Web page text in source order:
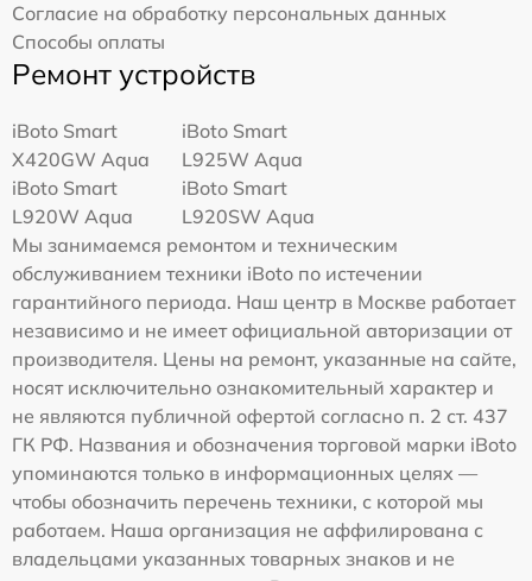
Согласие на обработку персональных данных
Способы оплаты
Ремонт устройств
iBoto Smart
Х420GW Aqua
iBoto Smart
L925W Aqua
iBoto Smart
L920W Aqua
iBoto Smart
L920SW Aqua
Мы занимаемся ремонтом и техническим
обслуживанием техники iBoto по истечении
гарантийного периода. Наш центр в Москве работает
независимо и не имеет официальной авторизации от
производителя. Цены на ремонт, указанные на сайте,
носят исключительно ознакомительный характер и
не являются публичной офертой согласно п. 2 ст. 437
ГК РФ. Названия и обозначения торговой марки iBoto
упоминаются только в информационных целях —
чтобы обозначить перечень техники, с которой мы
работаем. Наша организация не аффилирована с
владельцами указанных товарных знаков и не